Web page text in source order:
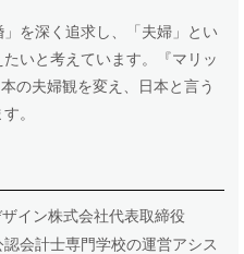
を深く追求し、「夫婦」とい
いと考えています。『マリッ
の夫婦観を変え、日本と言う
。
イン株式会社代表取締役
会計士専門学校の運営アシス